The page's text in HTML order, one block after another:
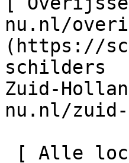
nu.nl/
(https://
schilders
Zuid-
nu.nl/